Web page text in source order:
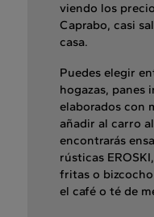
viendo los
Caprabo, casi
casa.
Puedes elegir
hogazas, panes
elaborados con
añadir al carro
encontrarás
rústicas
fritas o
el café o té de